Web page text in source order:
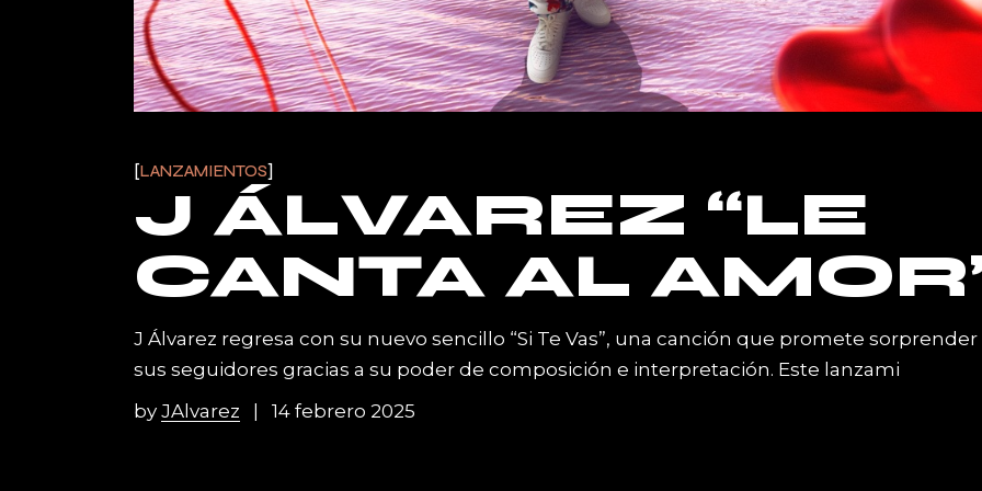
LANZAMIENTOS
J ÁLVAREZ “LE
CANTA AL
J Álvarez regresa con su nuevo sencillo “Si Te Vas”, una canción que promete sorprender
sus seguidores gracias a su poder de composición e interpretación. Este lanzami
by JAlvarez 14 febrero 2025